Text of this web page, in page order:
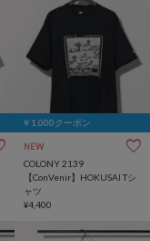
￥1,000クーポン
NEW
COLONY 2139
【ConVenir】HOKUSAI Tシ
ャツ
¥4,400